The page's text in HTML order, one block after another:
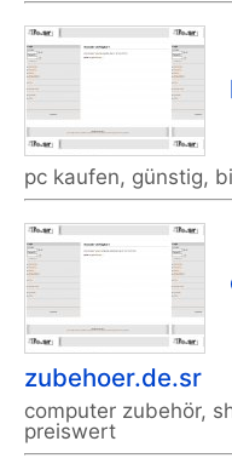
pc kaufen, günstig,
zubehoer.de.sr
computer zubehör,
preiswert